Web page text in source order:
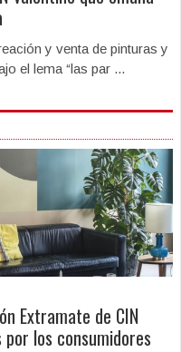
y venta de pinturas y
el lema “las par ...
Extramate de CIN
los consumidores